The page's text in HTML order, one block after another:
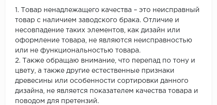
1. Товар ненадлежащего качества – это неисправный
товар с наличием заводского брака. Отличие и
несовпадение таких элементов, как дизайн или
оформление товара, не являются неисправностью
или не функциональностью товара.
2. Также обращаю внимание, что перепад по тону и
цвету, а также другие естественные признаки
древесины или особенности сортировки данного
дизайна, не является показателем качества товара и
поводом для претензий.